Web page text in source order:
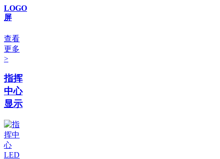
LOGO
屏
查看
更多
>
指挥
中心
显示